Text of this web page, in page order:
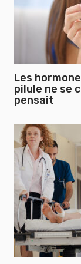
Les
pilule ne se
pensait